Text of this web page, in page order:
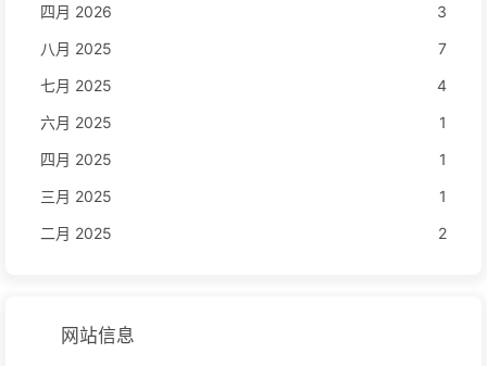
四月 2026
3
八月 2025
7
七月 2025
4
六月 2025
1
四月 2025
1
三月 2025
1
二月 2025
2
网站信息